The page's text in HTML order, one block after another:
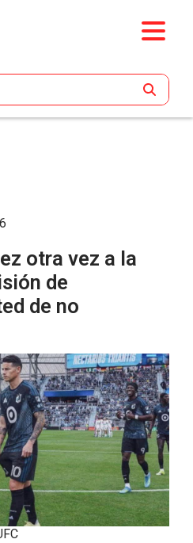
otra vez a la
de
de no